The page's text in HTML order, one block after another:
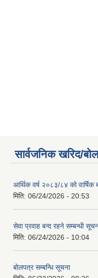
सार्वजनिक खरिद/
आर्थिक वर्ष २०८३/८४ को
मिति: 06/24/2026 - 20:53
सेवा प्रवाह बन्द रहने सम्बन्धी
मिति: 06/24/2026 - 10:04
बोलपत्र सम्बन्धि सूचना